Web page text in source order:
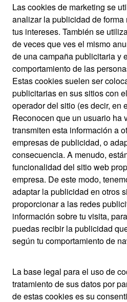
Las cookies de marketing se
analizar la publicidad de
tus intereses. También se
de veces que ves el mismo
de una campaña publicitaria y
comportamiento de las
Estas cookies suelen ser
publicitarias en sus sitios con
operador del sitio (es decir, en
Reconocen que un usuario ha
transmiten esta información a
empresas de publicidad, o
consecuencia. A menudo,
funcionalidad del sitio web
empresa. De este modo,
adaptar la publicidad en otros
proporcionar a las redes
información sobre tu visita,
puedas recibir la publicidad
según tu comportamiento de
La base legal para el uso de
tratamiento de sus datos por
de estas cookies es su